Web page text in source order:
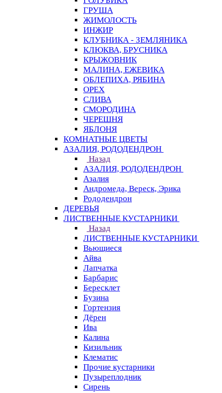
ГРУША
ЖИМОЛОСТЬ
ИНЖИР
КЛУБНИКА - ЗЕМЛЯНИКА
КЛЮКВА, БРУСНИКА
КРЫЖОВНИК
МАЛИНА, ЕЖЕВИКА
ОБЛЕПИХА, РЯБИНА
ОРЕХ
СЛИВА
СМОРОДИНА
ЧЕРЕШНЯ
ЯБЛОНЯ
КОМНАТНЫЕ ЦВЕТЫ
АЗАЛИЯ, РОДОДЕНДРОН
Назад
АЗАЛИЯ, РОДОДЕНДРОН
Азалия
Андромеда, Вереск, Эрика
Рододендрон
ДЕРЕВЬЯ
ЛИСТВЕННЫЕ КУСТАРНИКИ
Назад
ЛИСТВЕННЫЕ КУСТАРНИКИ
Вьющиеся
Айва
Лапчатка
Барбарис
Бересклет
Бузина
Гортензия
Дёрен
Ива
Калина
Кизильник
Клематис
Прочие кустарники
Пузыреплодник
Сирень